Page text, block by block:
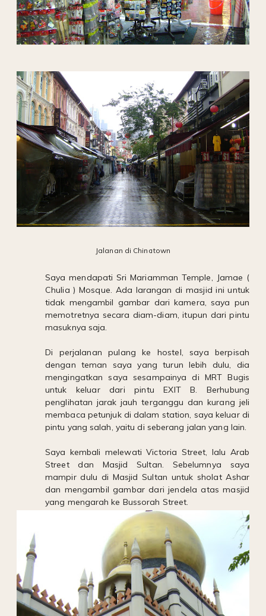
Jalanan di Chinatown
Saya mendapati Sri Mariamman Temple, Jamae (
Chulia ) Mosque. Ada larangan di masjid ini untuk
tidak mengambil gambar dari kamera, saya pun
memotretnya secara diam-diam, itupun dari pintu
masuknya saja.
Di perjalanan pulang ke hostel, saya berpisah
dengan teman saya yang turun lebih dulu, dia
mengingatkan saya sesampainya di MRT Bugis
untuk keluar dari pintu EXIT B. Berhubung
penglihatan jarak jauh terganggu dan kurang jeli
membaca petunjuk di dalam station, saya keluar di
pintu yang salah, yaitu di seberang jalan yang lain.
Saya kembali melewati Victoria Street, lalu Arab
Street dan Masjid Sultan. Sebelumnya saya
mampir dulu di Masjid Sultan untuk sholat Ashar
dan mengambil gambar dari jendela atas masjid
yang mengarah ke Bussorah Street.